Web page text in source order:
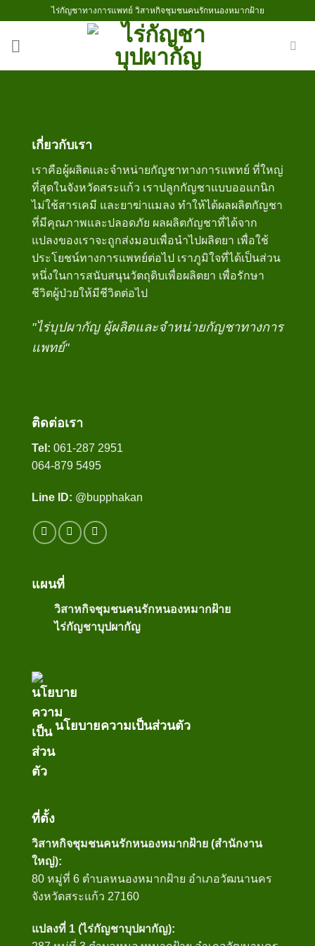
content
ไร่กัญชาทางการแพทย์ วิสาหกิจชุมชนคนรักหนองหมากฝ้าย
เกี่ยวกับเรา
เราคือผู้ผลิตและจำหน่ายกัญชาทางการแพทย์ ที่ใหญ่
ที่สุดในจังหวัดสระแก้ว เราปลูกกัญชาแบบออแกนิก
ไม่ใช้สารเคมี และยาฆ่าแมลง ทำให้ได้ผลผลิตกัญชา
ที่มีคุณภาพและปลอดภัย ผลผลิตกัญชาที่ได้จาก
แปลงของเราจะถูกส่งมอบเพื่อนำไปผลิตยา เพื่อใช้
ประโยชน์ทางการแพทย์ต่อไป เราภูมิใจที่ได้เป็นส่วน
หนึ่งในการสนับสนุนวัตถุดิบเพื่อผลิตยา เพื่อรักษา
ชีวิตผู้ป่วยให้มีชีวิตต่อไป
"ไร่บุปผากัญ ผู้ผลิตและจำหน่ายกัญชาทางการ
แพทย์"
ติดต่อเรา
Tel: 061-287 2951
064-879 5495
Line ID: @bupphakan
แผนที่
วิสาหกิจชุมชนคนรักหนองหมากฝ้าย
ไร่กัญชาบุปผากัญ
นโยบายความเป็นส่วนตัว
ที่ตั้ง
วิสาหกิจชุมชนคนรักหนองหมากฝ้าย (สำนักงาน
ใหญ่):
80 หมู่ที่ 6 ตำบลหนองหมากฝ้าย อำเภอวัฒนานคร
จังหวัดสระแก้ว 27160
แปลงที่ 1 (ไร่กัญชาบุปผากัญ):